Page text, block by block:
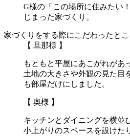
G様の「この場所に住みたい
じまった家づくり。
家づくりをする際にこだわったと
【 旦那様 】
もともと平屋にあこがれがあ
土地の大きさや外観の見た目
も部屋だけにしました。
【 奥様 】
キッチンとダイニングを横並
小上がりのスペースを設けた